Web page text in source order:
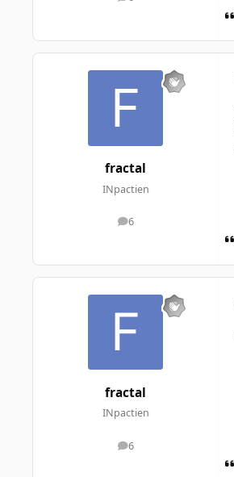
fractal
INpactien
6
messages
fractal
INpactien
6
messages